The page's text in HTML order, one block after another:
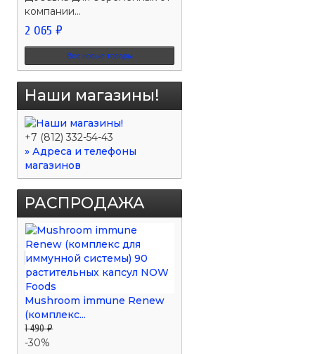
компании...
2 065 ₽
Все новые товары
Наши магазины!
+7 (812) 332-54-43
» Адреса и телефоны
магазинов
РАСПРОДАЖА
Mushroom immune Renew
(комплекс...
1 490 ₽
-30%